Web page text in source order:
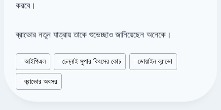
করবে।
ব্রাভোর নতুন যাত্রায় তাকে শুভেচ্ছাও জানিয়েছেন অনেকে।
Post
Tags:
#আইপিএল #চেন্নাই সুপার কিংসের কোচ #ডোয়াইন ব্রাভো
#ব্রাভোর অবসর